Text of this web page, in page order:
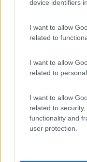
device identifiers
I want to allow
related to
I want to allow
related to
I want to allow
related to
functionality and
user protection.
pranzo - cena, mi dà un
Tranquillo leggo solo
discutere . Più si e' in
anche se denominato
contenere un camper, il
fianco.non vuol dire che
non e' certo bello da
sconfinare nel " fare
Ovvio che chi lo fa lo